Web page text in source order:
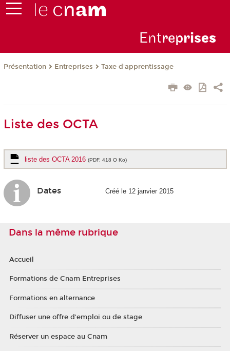
Entreprises
Présentation Entreprises Taxe d'apprentissage
Liste des OCTA
liste des OCTA 2016 (PDF, 418 O Ko)
Dates Créé le 12 janvier 2015
Dans la même rubrique
Accueil
Formations de Cnam Entreprises
Formations en alternance
Diffuser une offre d'emploi ou de stage
Réserver un espace au Cnam